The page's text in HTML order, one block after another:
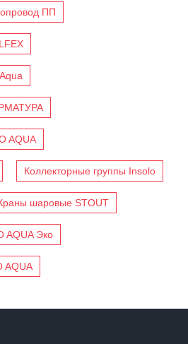
ПП
AQUA
Коллекторные группы Insolo
шаровые STOUT
Эко
AQUA